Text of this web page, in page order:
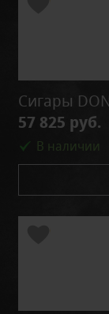
Сигары DON
57 825 руб.
В наличии